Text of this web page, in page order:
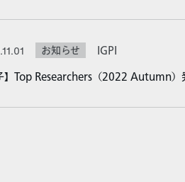
お知らせ
IGPI
】Top Researchers（2022 Autumn）